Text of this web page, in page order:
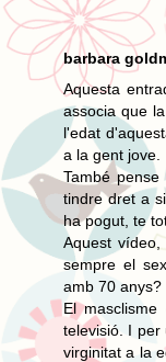
barbara
Aquesta
associa que
l'edat
a la gent jove.
També
tindre dret a
ha pogut, te
Aquest
sempre el
amb 70 anys?
El
televisió. I per
virginitat a la